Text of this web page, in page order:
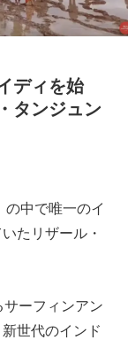
ディを始
タンジュン
中で唯一のイ
たリザール・
ーフィンアン
世代のインド